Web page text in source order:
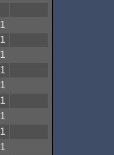
1
1
1
1
1
1
1
1
1